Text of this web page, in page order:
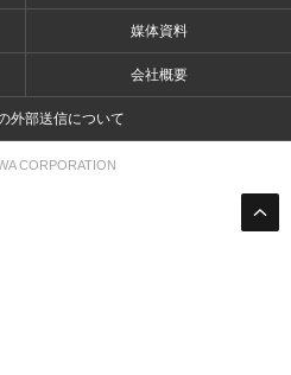
媒体資料
会社概要
外部送信について
CORPORATION